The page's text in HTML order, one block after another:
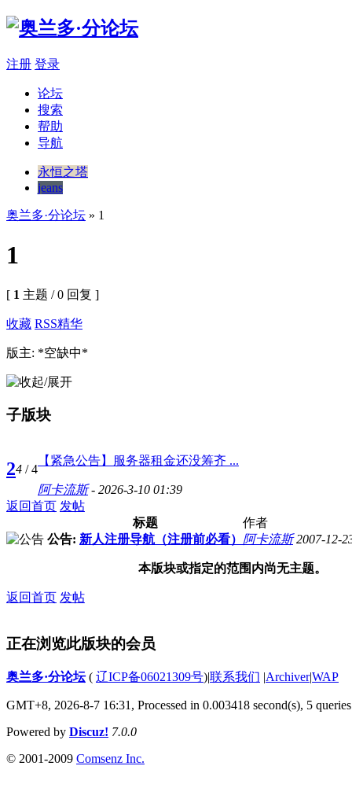
注册 登录
论坛
搜索
帮助
导航
永恒之塔
jeans
奥兰多·分论坛 » 1
1
[ 1 主题 / 0 回复 ]
收藏 RSS精华
版主: *空缺中*
子版块
24 / 4
【紧急公告】服务器租金还没筹齐 ...
阿卡流斯- 2026-3-10 01:39
返回首页 发帖
标题
作者
公告: 新人注册导航（注册前必看） 阿卡流斯 2007-12-
本版块或指定的范围内尚无主题。
返回首页 发帖
正在浏览此版块的会员
奥兰多·分论坛( 辽ICP备06021309号)|联系我们 |Archiver|WAP
GMT+8, 2026-8-7 16:31, Processed in 0.003418 second(s), 5 queries
Powered by Discuz! 7.0.0
© 2001-2009 Comsenz Inc.